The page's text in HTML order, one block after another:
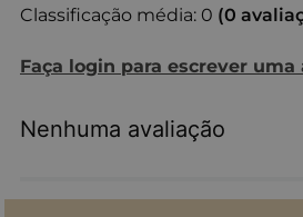
Classificação média: 0 (0
Faça login para escrever uma
Nenhuma avaliação